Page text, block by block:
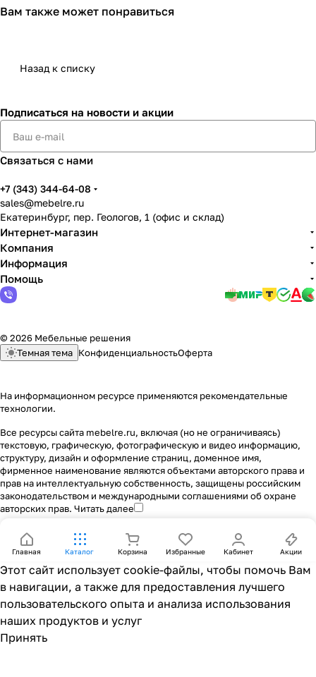
Вам также может понравиться
Назад к списку
Подписаться на новости и акции
Связаться с нами
+7 (343) 344-64-08
sales@mebelre.ru
Екатеринбург, пер. Геологов, 1 (офис и склад)
Интернет-магазин
Компания
Информация
Помощь
© 2026 Мебельные решения
Темная тема КонфиденциальностьОферта
На информационном ресурсе применяются рекомендательные
технологии.
Все ресурсы сайта mebelre.ru, включая (но не ограничиваясь)
текстовую, графическую, фотографическую и видео информацию,
структуру, дизайн и оформление страниц, доменное имя,
фирменное наименование являются объектами авторского права и
прав на интеллектуальную собственность, защищены российским
законодательством и международными соглашениями об охране
авторских прав. Читать далее
Главная Каталог Корзина Избранные Кабинет Акции
Этот сайт использует cookie-файлы, чтобы помочь Вам
в навигации, а также для предоставления лучшего
пользовательского опыта и анализа использования
наших продуктов и услуг
Принять